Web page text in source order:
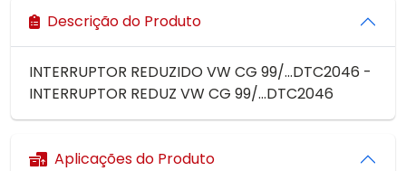
Descrição do Produto
INTERRUPTOR REDUZIDO VW CG 99/...DTC2046 -
INTERRUPTOR REDUZ VW CG 99/...DTC2046
Aplicações do Produto